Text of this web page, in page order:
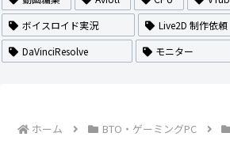
ボイスロイド実況
Live2D 制作依頼
DaVinciResolve
モニター
ホーム BTO・ゲーミングPC